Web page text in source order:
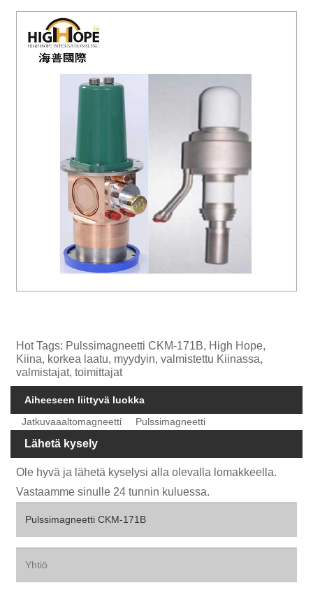
Hot Tags: Pulssimagneetti CKM-171B, High Hope,
Kiina, korkea laatu, myydyin, valmistettu Kiinassa,
valmistajat, toimittajat
Aiheeseen liittyvä luokka
Jatkuvaaaltomagneetti
Pulssimagneetti
Lähetä kysely
Ole hyvä ja lähetä kyselysi alla olevalla lomakkeella.
Vastaamme sinulle 24 tunnin kuluessa.